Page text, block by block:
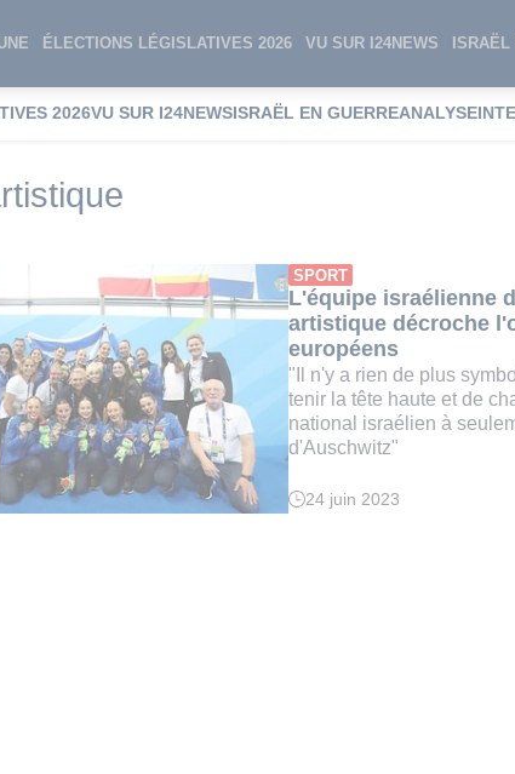
ÉLECTIONS LÉGISLATIVES 2026 VU SUR I24NEWS
2026VU SUR I24NEWSISRAËL EN GUERREANALYSE
Tags index Nage artistique
SPORT
L'équipe israélienne
artistique décroche l'or aux Jeux
européens
"Il n'y a rien de plus
tenir la tête haute et de
national israélien à
d'Auschwitz"
Temps
24 juin 2023